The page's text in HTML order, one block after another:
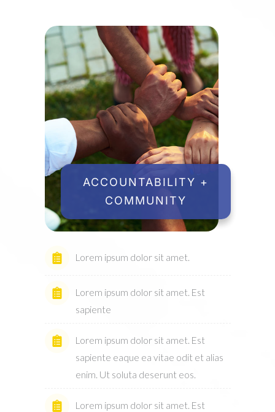
ACCOUNTABILITY +
COMMUNITY
Lorem ipsum dolor sit amet.
Lorem ipsum dolor sit amet. Est
sapiente
Lorem ipsum dolor sit amet. Est
sapiente eaque ea vitae odit et alias
enim. Ut soluta deserunt eos.
Lorem ipsum dolor sit amet. Est